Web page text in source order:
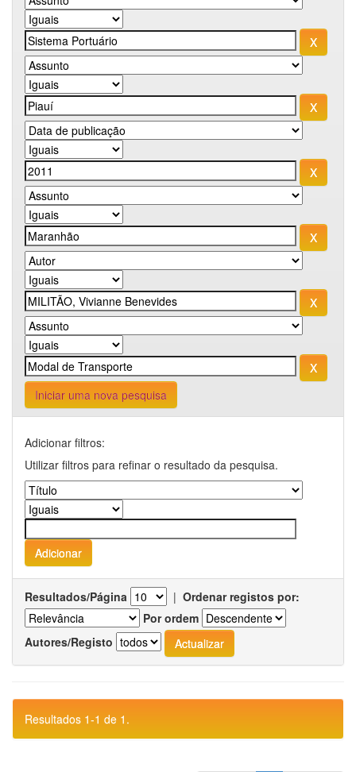
Iniciar uma nova pesquisa
Adicionar filtros:
Utilizar filtros para refinar o resultado da pesquisa.
Resultados/Página | Ordenar registos por:
Por ordem
Autores/Registo
Resultados 1-1 de 1.